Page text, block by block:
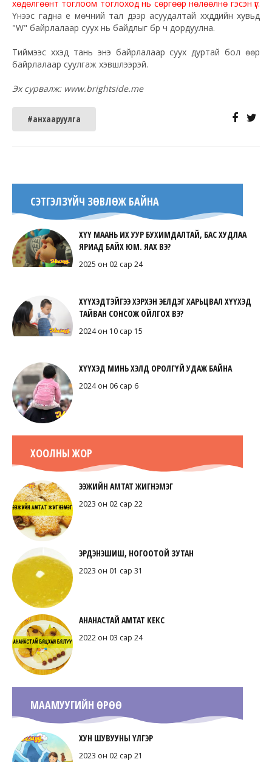
хөдөлгөөнт тоглоом тоглоход нь сөргөөр нөлөөлнө гэсэн үг.
Үүнээс гадна үе мөчний тал дээр асуудалтай хүүхдүүдийн хувьд
"W" байрлалаар суух нь байдлыг бүр ч дордуулна.
Тиймээс хүүхэд тань энэ байрлалаар суух дуртай бол өөр
байрлалаар суулгаж хэвшүүлээрэй.
Эх сурвалж: www.brightside.me
#анхааруулга
СЭТГЭЛЗҮЙЧ ЗӨВЛӨЖ БАЙНА
ХҮҮ МААНЬ ИХ УУР БУХИМДАЛТАЙ, БАС ХУДЛАА
ЯРИАД БАЙХ ЮМ. ЯАХ ВЭ?
2025 он 02 сар 24
ХҮҮХЭДТЭЙГЭЭ ХЭРХЭН ЭЕЛДЭГ ХАРЬЦВАЛ ХҮҮХЭД
ТАЙВАН СОНСОЖ ОЙЛГОХ ВЭ?
2024 он 10 сар 15
ХҮҮХЭД МИНЬ ХЭЛД ОРОЛГҮЙ УДАЖ БАЙНА
2024 он 06 сар 6
ХООЛНЫ ЖОР
ЭЭЖИЙН АМТАТ ЖИГНЭМЭГ
2023 он 02 сар 22
ЭРДЭНЭШИШ, НОГООТОЙ ЗУТАН
2023 он 01 сар 31
АНАНАСТАЙ АМТАТ КЕКС
2022 он 03 сар 24
МААМУУГИЙН ӨРӨӨ
ХУН ШУВУУНЫ ҮЛГЭР
2023 он 02 сар 21